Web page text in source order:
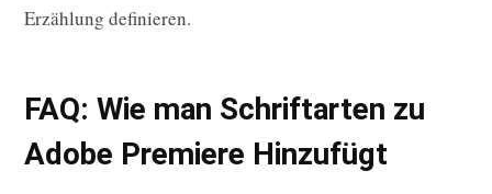
Erzählung definieren.
FAQ: Wie man Schriftarten zu
Adobe Premiere Hinzufügt